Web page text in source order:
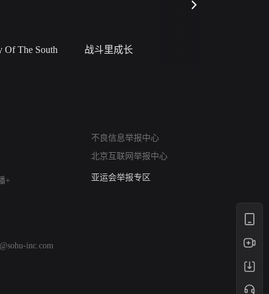
The South
战斗里成长
+
不良信息举报中心
北京互联网举报中心
算法推荐专项举报
亚运会举报专区
inc.com